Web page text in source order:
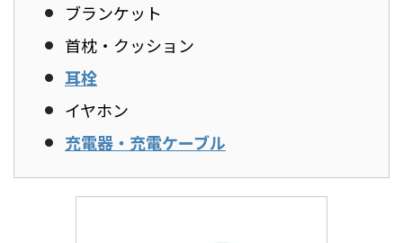
ブランケット
首枕・クッション
耳栓
イヤホン
充電器・充電ケーブル